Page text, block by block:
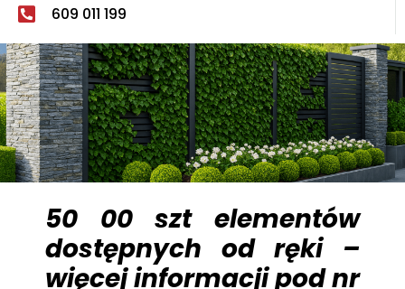
609 011 199
50 00 szt elementów
dostępnych od ręki –
więcej informacji pod nr